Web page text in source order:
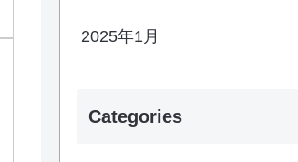
2025年1月
Categories